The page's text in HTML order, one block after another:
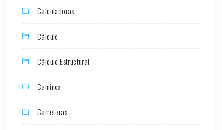
Calculadoras
Cálculo
Cálculo Estructural
Caminos
Carreteras